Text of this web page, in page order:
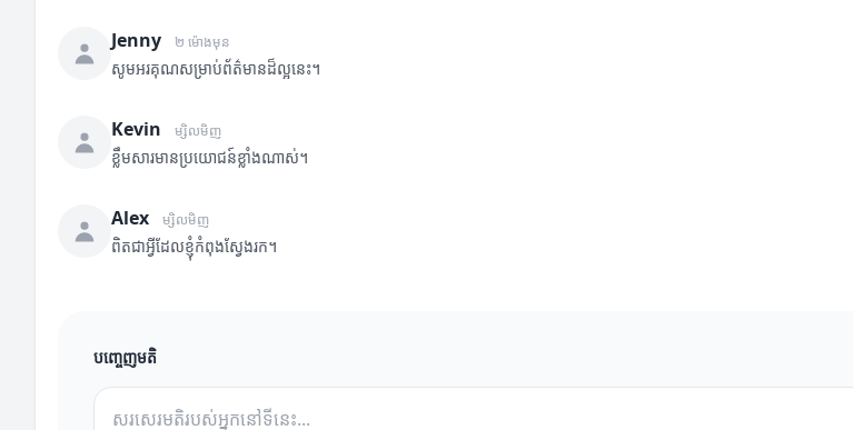
Jenny ២ ម៉ោងមុន
សូមអរគុណសម្រាប់ព័ត៌មានដ៏ល្អនេះ។
Kevin ម្សិលមិញ
ខ្លឹមសារមានប្រយោជន៍ខ្លាំងណាស់។
Alex ម្សិលមិញ
ពិតជាអ្វីដែលខ្ញុំកំពុងស្វែងរក។
បញ្ចេញមតិ